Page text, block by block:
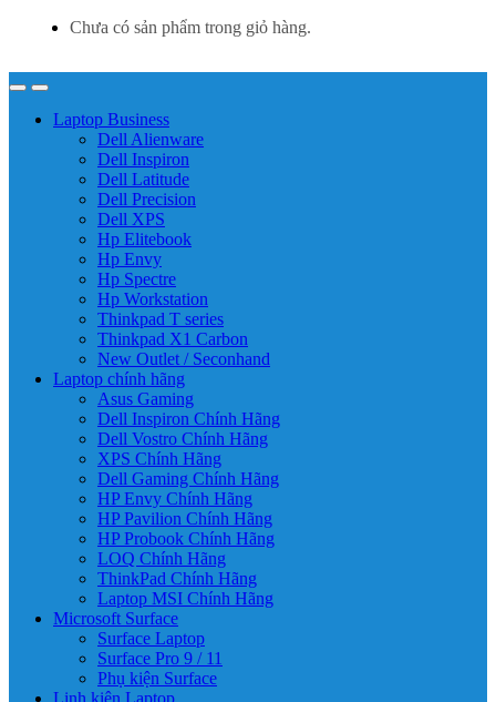
Chưa có sản phẩm trong giỏ hàng.
Laptop Business
Dell Alienware
Dell Inspiron
Dell Latitude
Dell Precision
Dell XPS
Hp Elitebook
Hp Envy
Hp Spectre
Hp Workstation
Thinkpad T series
Thinkpad X1 Carbon
New Outlet / Seconhand
Laptop chính hãng
Asus Gaming
Dell Inspiron Chính Hãng
Dell Vostro Chính Hãng
XPS Chính Hãng
Dell Gaming Chính Hãng
HP Envy Chính Hãng
HP Pavilion Chính Hãng
HP Probook Chính Hãng
LOQ Chính Hãng
ThinkPad Chính Hãng
Laptop MSI Chính Hãng
Microsoft Surface
Surface Laptop
Surface Pro 9 / 11
Phụ kiện Surface
Linh kiện Laptop